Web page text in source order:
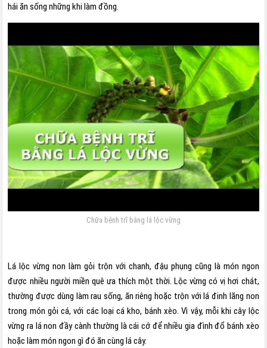
hái ăn sống những khi làm đồng.
Chữa bệnh trĩ bằng lá lộc vừng
Lá lộc vừng non làm gỏi trộn với chanh, đậu phụng cũng là món ngon
được nhiều người miền quê ưa thích một thời. Lộc vừng có vị hơi chát,
thường được dùng làm rau sống, ăn riêng hoặc trộn với lá đinh lăng non
trong món gỏi cá, với các loại cá kho, bánh xèo. Vì vậy, mỗi khi cây lộc
vừng ra lá non đầy cành thường là cái cớ để nhiều gia đình đổ bánh xèo
hoặc làm món ngon gì đó ăn cùng lá cây.